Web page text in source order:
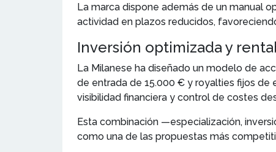
La marca dispone además de un manual
actividad en plazos reducidos,
Inversión optimizada y
La Milanese ha diseñado un modelo de
de entrada de 15.000 € y royalties fijos de
visibilidad financiera y control de costes
Esta combinación —especialización,
como una de las propuestas más